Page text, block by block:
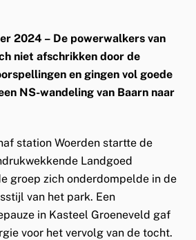
2024 – De powerwalkers van
niet afschrikken door de
en gingen vol goede
NS-wandeling van Baarn naar
station Woerden startte de
Landgoed
groep zich onderdompelde in de
van het park. Een
in Kasteel Groeneveld gaf
voor het vervolg van de tocht.